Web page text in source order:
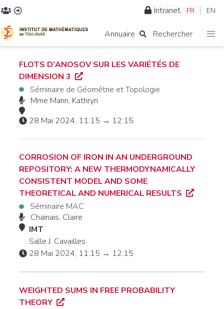
Intranet FR EN
Annuaire Rechercher
FLOTS D'ANOSOV SUR LES VARIÉTÉS DE
DIMENSION 3
Séminaire de Géométrie et Topologie
Mme Mann, Kathryn
28 Mai 2024, 11:15 → 12:15
CORROSION OF IRON IN AN UNDERGROUND
REPOSITORY: A NEW THERMODYNAMICALLY
CONSISTENT MODEL AND SOME
THEORETICAL AND NUMERICAL RESULTS
Séminaire MAC
Chainais, Claire
IMT
Salle J. Cavailles
28 Mai 2024, 11:15 → 12:15
WEIGHTED SUMS IN FREE PROBABILITY
THEORY